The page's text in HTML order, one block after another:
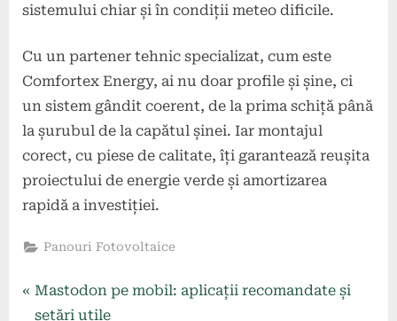
sistemului chiar și în condiții meteo dificile.
Cu un partener tehnic specializat, cum este
Comfortex Energy, ai nu doar profile și șine, ci
un sistem gândit coerent, de la prima schiță până
la șurubul de la capătul șinei. Iar montajul
corect, cu piese de calitate, îți garantează reușita
proiectului de energie verde și amortizarea
rapidă a investiției.
Panouri Fotovoltaice
Navigare
P
r
Mastodon pe mobil: aplicații recomandate și
setări utile